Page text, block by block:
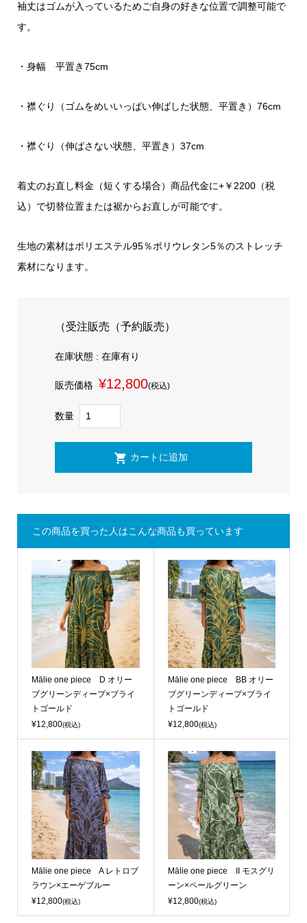
袖丈はゴムが入っているためご自身の好きな位置で調整可能で
す。
・身幅 平置き75cm
・襟ぐり（ゴムをめいいっぱい伸ばした状態、平置き）76cm
・襟ぐり（伸ばさない状態、平置き）37cm
着丈のお直し料金（短くする場合）商品代金に+￥2200（税
込）で切替位置または裾からお直しが可能です。
生地の素材はポリエステル95％ポリウレタン5％のストレッチ
素材になります。
（受注販売（予約販売）
在庫状態 : 在庫有り
販売価格 ¥12,800(税込)
数量
この商品を買った人はこんな商品も買っています
Mālie one piece D オリー
ブグリーンディープ×ブライ
トゴールド
¥12,800(税込)
Mālie one piece BB オリー
ブグリーンディープ×ブライ
トゴールド
¥12,800(税込)
Mālie one piece A レトロブ
ラウン×エーゲブルー
¥12,800(税込)
Mālie one piece II モスグリ
ーン×ペールグリーン
¥12,800(税込)